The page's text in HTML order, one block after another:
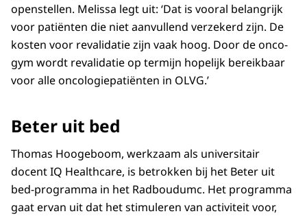
openstellen. Melissa legt uit: ‘Dat is vooral belangrijk
voor patiënten die niet aanvullend verzekerd zijn. De
kosten voor revalidatie zijn vaak hoog. Door de onco-
gym wordt revalidatie op termijn hopelijk bereikbaar
voor alle oncologiepatiënten in OLVG.’
Beter uit bed
Thomas Hoogeboom, werkzaam als universitair
docent IQ Healthcare, is betrokken bij het Beter uit
bed-programma in het Radboudumc. Het programma
gaat ervan uit dat het stimuleren van activiteit voor,